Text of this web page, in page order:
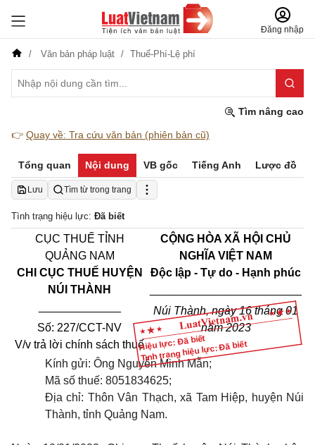
Đăng nhập
Văn bản pháp luật Thuế-Phí-Lệ phí
Tìm nâng cao
👉 Quay về: Tra cứu văn bản (phiên bản cũ)
Tổng quan Nội dung VB gốc Tiếng Anh Lược đồ
Lưu Tìm từ trong trang
Tình trạng hiệu lực: Đã biết
Hiệu lực: Đã biết
Tình trạng hiệu lực: Đã biết
CỤC THUẾ TỈNH
QUẢNG NAM
CHI CỤC THUẾ HUYỆN
NÚI THÀNH
Số: 227/CCT-NV
V/v trả lời chính sách thuế
CỘNG HÒA XÃ HỘI CHỦ
NGHĨA VIỆT NAM
Độc lập - Tự do - Hạnh phúc
Núi Thành, ngày 16 tháng 01
năm 2023
Kính gửi: Ông Nguyễn Minh Mẫn;
Mã số thuế: 8051834625;
Địa chỉ: Thôn Vân Thạch, xã Tam Hiệp, huyện Núi
Thành, tỉnh Quảng Nam.